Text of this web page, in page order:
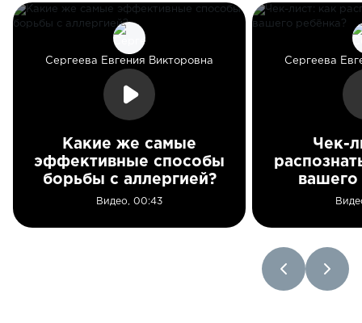
Сергеева Евгения Викторовна
Какие же самые
эффективные способы
борьбы с аллергией?
Видео, 00:43
Сергеева
Чек-
вашего